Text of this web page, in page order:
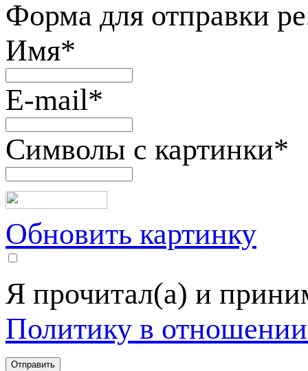
Форма для отправки
Имя*
E-mail*
Символы с картинки*
Обновить картинку
Я прочитал(а) и
Политику в